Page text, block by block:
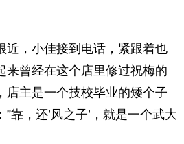
近，小佳接到电话，紧跟着也
来曾经在这个店里修过祝梅的
店主是一个技校毕业的矮个子
靠，还’风之子’，就是一个武大